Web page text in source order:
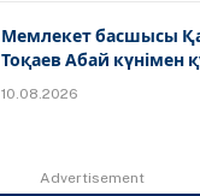
Мемлекет басшысы
Тоқаев Абай күнімен
10.08.2026
Advertisement